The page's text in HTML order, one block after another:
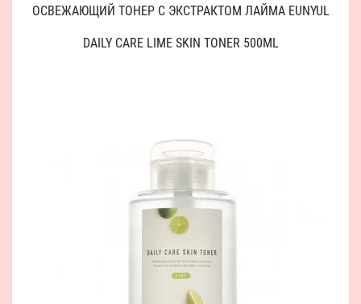
ОСВЕЖАЮЩИЙ ТОНЕР С ЭКСТРАКТОМ ЛАЙМА EUNYUL
DAILY CARE LIME SKIN TONER 500ML